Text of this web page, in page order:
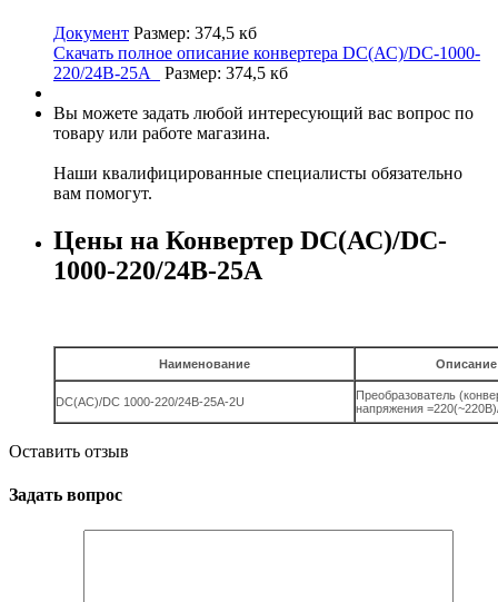
Документ Размер: 374,5 кб
Скачать полное описание конвертера DC(АС)/DC-1000-
220/24В-25А
Размер: 374,5 кб
Вы можете задать любой интересующий вас вопрос по
товару или работе магазина.
Наши квалифицированные специалисты обязательно
вам помогут.
Цены на Конвертер DC(АС)/DC-
1000-220/24В-25А
Наименование Описание
DC(AC)/DC 1000-220/24B-25A-2U
Преобразователь
напряжения
Оставить отзыв
Задать вопрос